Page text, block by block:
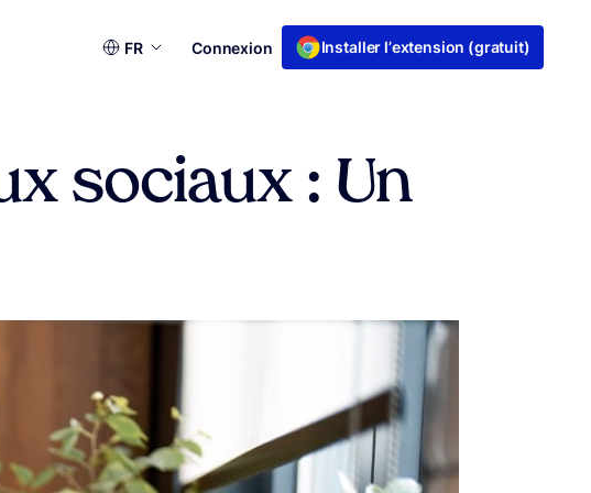
Choisir
FR Connexion Installer l’extension (gratuit)
sociaux : Un